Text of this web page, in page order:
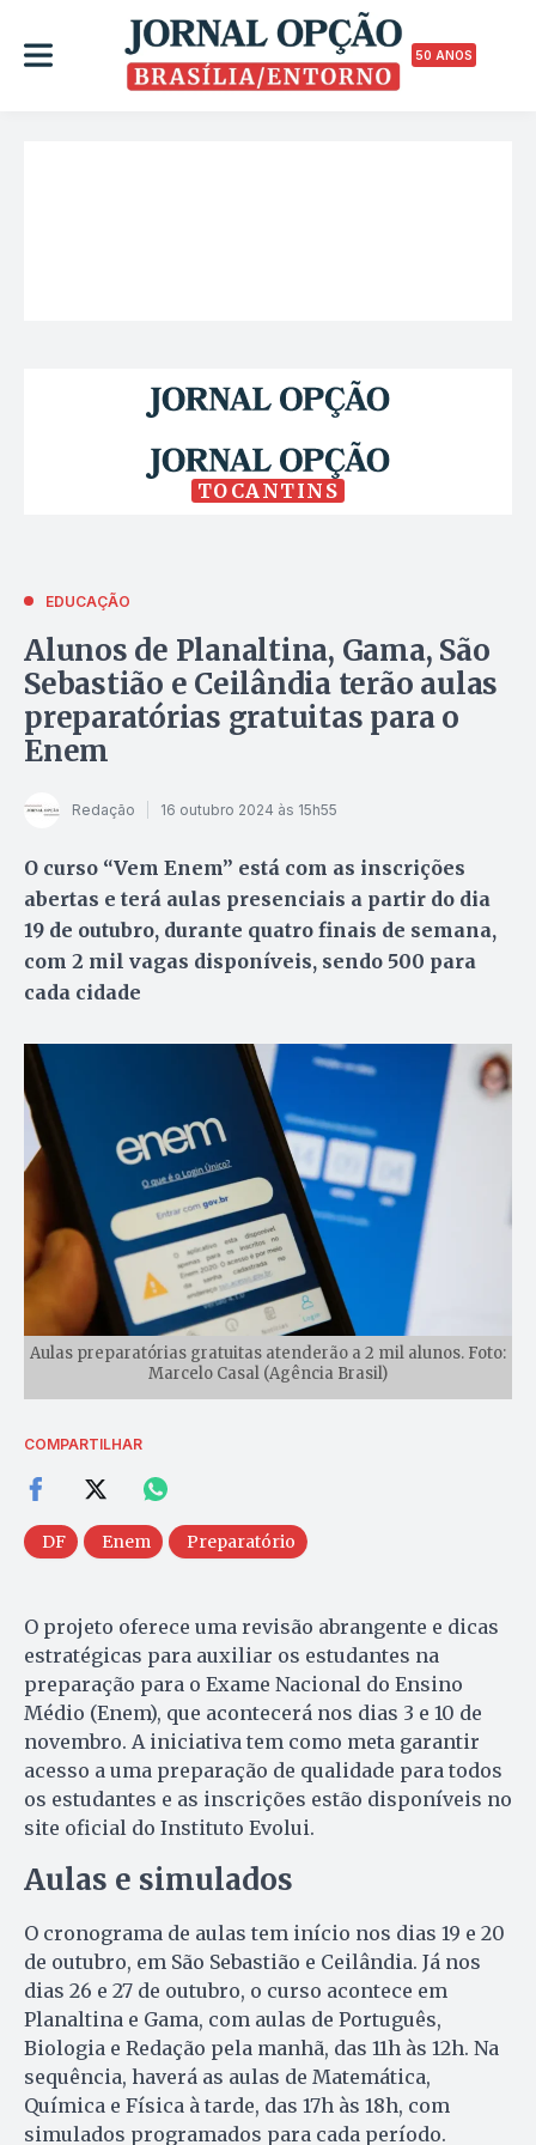
50 ANOS
TOCANTINS
EDUCAÇÃO
Alunos de Planaltina, Gama, São
Sebastião e Ceilândia terão aulas
preparatórias gratuitas para o
Enem
Redação 16 outubro 2024 às 15h55
O curso “Vem Enem” está com as inscrições
abertas e terá aulas presenciais a partir do dia
19 de outubro, durante quatro finais de semana,
com 2 mil vagas disponíveis, sendo 500 para
cada cidade
Aulas preparatórias gratuitas atenderão a 2 mil alunos. Foto:
Marcelo Casal (Agência Brasil)
COMPARTILHAR
DF Enem Preparatório
O projeto oferece uma revisão abrangente e dicas
estratégicas para auxiliar os estudantes na
preparação para o Exame Nacional do Ensino
Médio (Enem), que acontecerá nos dias 3 e 10 de
novembro. A iniciativa tem como meta garantir
acesso a uma preparação de qualidade para todos
os estudantes e as inscrições estão disponíveis no
site oficial do Instituto Evolui.
Aulas e simulados
O cronograma de aulas tem início nos dias 19 e 20
de outubro, em São Sebastião e Ceilândia. Já nos
dias 26 e 27 de outubro, o curso acontece em
Planaltina e Gama, com aulas de Português,
Biologia e Redação pela manhã, das 11h às 12h. Na
sequência, haverá as aulas de Matemática,
Química e Física à tarde, das 17h às 18h, com
simulados programados para cada período.